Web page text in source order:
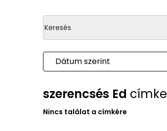
Dátum szerint
szerencsés Ed címke
Nincs találat a címkére